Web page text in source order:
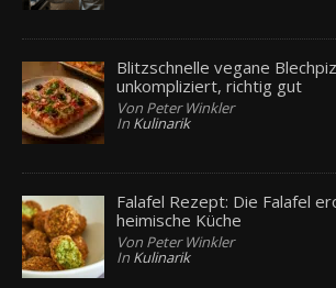
Blitzschnelle vegane
unkompliziert, richtig gut
Von Peter Winkler
In Kulinarik
Falafel Rezept: Die Falafel
heimische Küche
Von Peter Winkler
In Kulinarik